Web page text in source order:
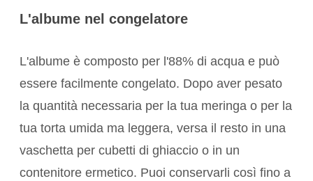
L'albume nel congelatore
L'albume è composto per l'88% di acqua e può
essere facilmente congelato. Dopo aver pesato
la quantità necessaria per la tua meringa o per la
tua torta umida ma leggera, versa il resto in una
vaschetta per cubetti di ghiaccio o in un
contenitore ermetico. Puoi conservarli così fino a